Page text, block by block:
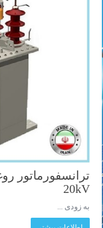
20kV
به زودی ...